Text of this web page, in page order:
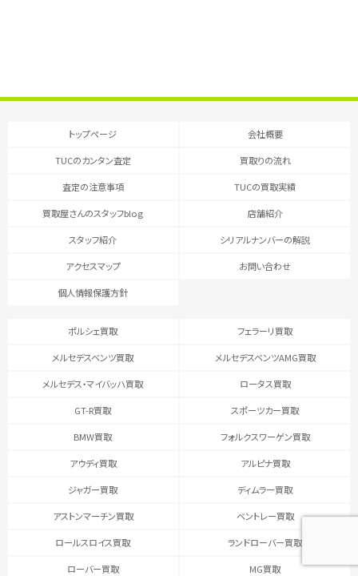
トップページ 会社概要
TUCのカンタン査定 買取りの流れ
査定の注意事項 TUCの買取実績
買取屋さんのスタッフblog 店舗紹介
スタッフ紹介 シリアルナンバーの解説
アクセスマップ お問い合わせ
個人情報保護方針
ポルシェ買取 フェラーリ買取
メルセデスベンツ買取 メルセデスベンツAMG買取
メルセデス・マイバッハ買取 ロータス買取
GT-R買取 スポーツカー買取
BMW買取 フォルクスワーゲン買取
アウディ買取 アルピナ買取
ジャガー買取 ディムラー買取
アストンマーチン買取 ベントレー買取
ロールスロイス買取 ランドローバー買取
ローバー買取 MG買取